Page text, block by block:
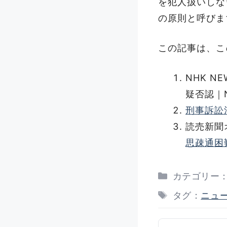
の原則と呼び
この記事は、
NHK
疑否認
刑事訴
読売新聞
思疎通
カテゴリー
タグ： ニュ